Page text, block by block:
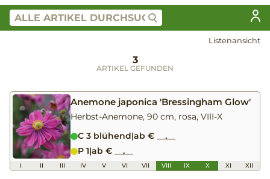
Listenansicht
3
ARTIKEL GEFUNDEN
Anemone japonica 'Bressingham Glow'
Herbst-Anemone, 90 cm, rosa, VIII-X
C 3 blühend|ab € __,__
P 1|ab € __,__
I II III IV V VI VII VIII IX X XI XII